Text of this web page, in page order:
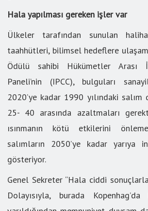
Hala yapılması gereken işler var
Ülkeler tarafından sunulan
taahhütleri, bilimsel hedeflere
Ödülü sahibi Hükümetler Arası
Paneli’nin (IPCC), bulguları
2020’ye kadar 1990 yılındaki salım
25- 40 arasında azaltmaları
ısınmanın kötü etkilerini
salımların 2050’ye kadar yarıya
gösteriyor.
Genel Sekreter “Hala ciddi sonuçlarla
Dolayısıyla, burada